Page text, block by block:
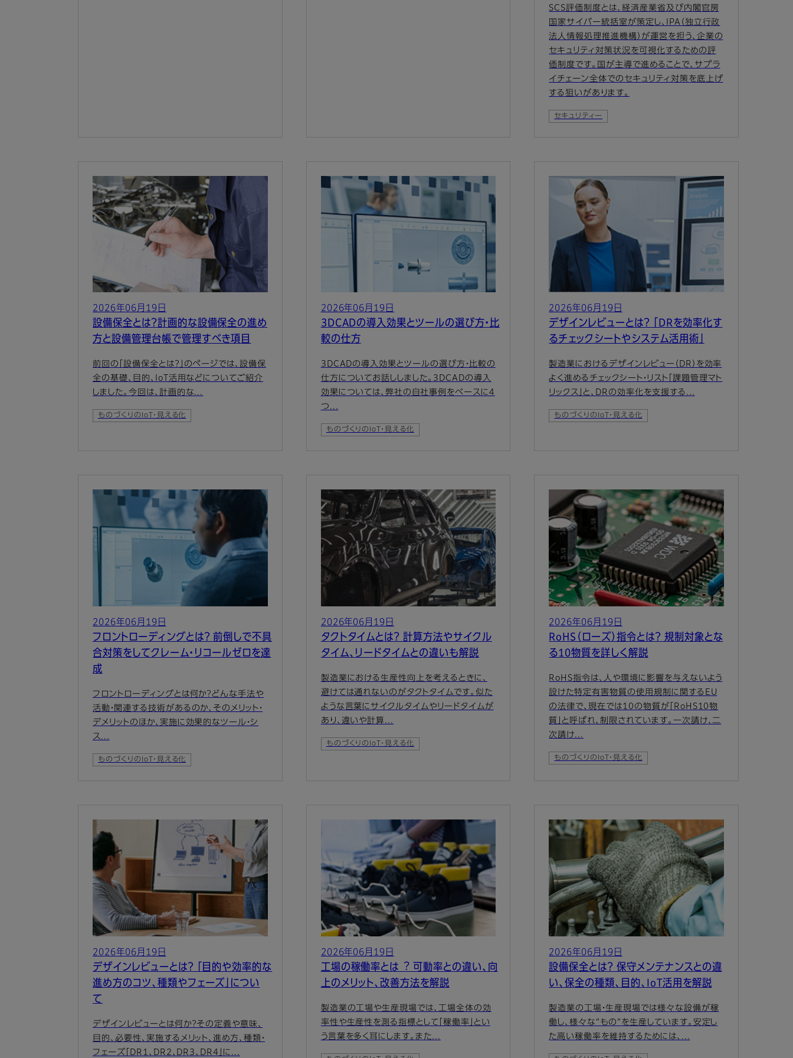
SCS評価制度とは、経済産業省及び内閣官房
国家サイバー統括室が策定し、IPA（独立行政
法人情報処理推進機構）が運営を担う、企業の
セキュリティ対策状況を可視化するための評
価制度です。国が主導で進めることで、サプラ
イチェーン全体でのセキュリティ対策を底上げ
する狙いがあります。
セキュリティー
2026年06月19日
設備保全とは？計画的な設備保全の進め
方と設備管理台帳で管理すべき項目
前回の「設備保全とは？」のページでは、設備保
全の基礎、目的、IoT活用などについてご紹介
しました。今回は、計画的な...
ものづくりのIoT・見える化
2026年06月19日
3DCADの導入効果とツールの選び方・比
較の仕方
3DCADの導入効果とツールの選び方・比較の
仕方についてお話ししました。3DCADの導入
効果については、弊社の自社事例をベースに４
つ...
ものづくりのIoT・見える化
2026年06月19日
デザインレビューとは？ 「DRを効率化す
るチェックシートやシステム活用術」
製造業におけるデザインレビュー（DR）を効率
よく進めるチェックシート・リスト「課題管理マト
リックス」と、DRの効率化を支援する...
ものづくりのIoT・見える化
2026年06月19日
フロントローディングとは？ 前倒しで不具
合対策をしてクレーム・リコールゼロを達
成
フロントローディングとは何か？どんな手法や
活動・関連する技術があるのか、そのメリット・
デメリットのほか、実施に効果的なツール・シ
ス...
ものづくりのIoT・見える化
2026年06月19日
タクトタイムとは？ 計算方法やサイクル
タイム、リードタイムとの違いも解説
製造業における生産性向上を考えるときに、
避けては通れないのがタクトタイムです。似た
ような言葉にサイクルタイムやリードタイムが
あり、違いや計算...
ものづくりのIoT・見える化
2026年06月19日
RoHS（ローズ）指令とは？ 規制対象とな
る10物質を詳しく解説
RoHS指令は、人や環境に影響を与えないよう
設けた特定有害物質の使用規制に関するEU
の法律で、現在では10の物質が「RoHS10物
質」と呼ばれ、制限されています。一次請け、二
次請け...
ものづくりのIoT・見える化
2026年06月19日
デザインレビューとは？ 「目的や効率的な
進め方のコツ、種類やフェーズ」につい
て
デザインレビューとは何か？その定義や意味、
目的、必要性、実施するメリット、進め方、種類・
フェーズ「DR1、DR2、DR3、DR4」に...
2026年06月19日
工場の稼働率とは︖ 可動率との違い、向
上のメリット、改善方法を解説
製造業の工場や生産現場では、工場全体の効
率性や生産性を測る指標として「稼働率」とい
う言葉を多く耳にします。また...
2026年06月19日
設備保全とは？ 保守メンテナンスとの違
い、保全の種類、目的、IoT活用を解説
製造業の工場・生産現場では様々な設備が稼
働し、様々な”もの”を生産しています。安定し
た高い稼働率を維持するためには、...